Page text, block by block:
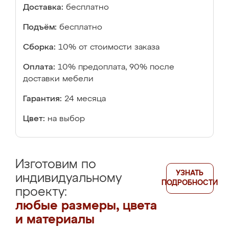
Доставка: бесплатно
Подъём: бесплатно
Сборка: 10% от стоимости заказа
Оплата: 10% предоплата, 90% после
доставки мебели
Гарантия: 24 месяца
Цвет: на выбор
Изготовим по
индивидуальному
проекту:
любые размеры, цвета
и материалы
УЗНАТЬ
ПОДРОБНОСТИ